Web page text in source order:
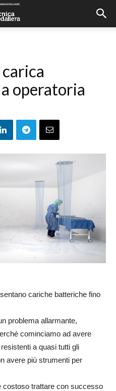
operatoria
cariche batteriche fino
problema allarmante,
cominciamo ad avere
a quasi tutti gli
avere più strumenti per
costoso trattare con successo